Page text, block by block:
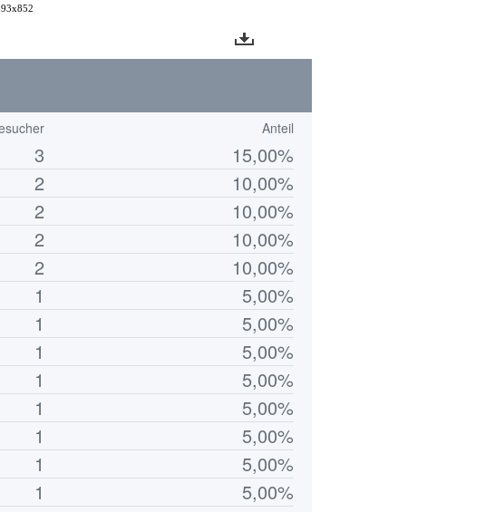
Anteil
3
15,00%
2
10,00%
2
10,00%
2
10,00%
2
10,00%
1
5,00%
1
5,00%
1
5,00%
1
5,00%
1
5,00%
1
5,00%
1
5,00%
1
5,00%